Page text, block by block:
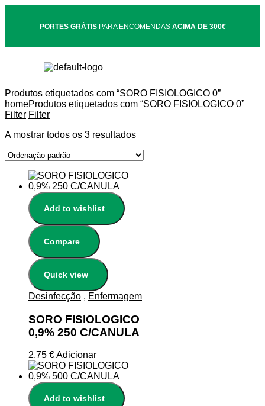
PORTES GRÁTISPARA ENCOMENDAS ACIMA DE 300€
Produtos etiquetados com “SORO FISIOLOGICO 0”
homeProdutos etiquetados com “SORO FISIOLOGICO 0”
Filter Filter
A mostrar todos os 3 resultados
Add to wishlist
Compare
Quick view
Desinfecção , Enfermagem
SORO FISIOLOGICO
0,9% 250 C/CANULA
2,75 €Adicionar
Add to wishlist